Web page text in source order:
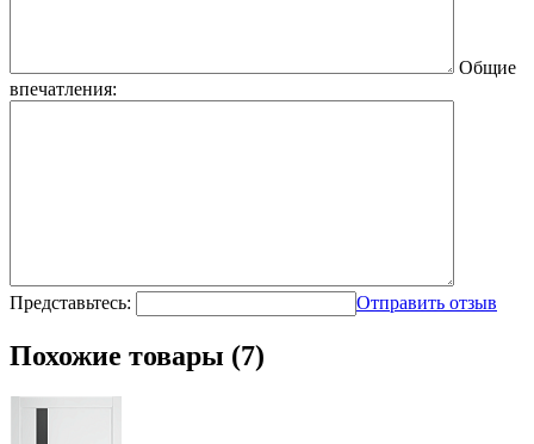
Общие
впечатления:
Представьтесь: Отправить отзыв
Похожие товары (7)